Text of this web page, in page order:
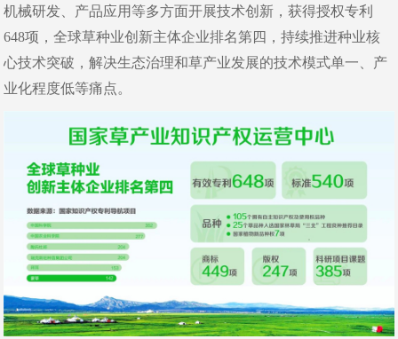
机械研发、产品应用等多方面开展技术创新，获得授权专利
648项，全球草种业创新主体企业排名第四，持续推进种业核
心技术突破，解决生态治理和草产业发展的技术模式单一、产
业化程度低等痛点。